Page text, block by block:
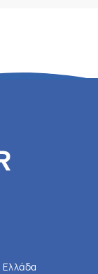
Ελλάδα